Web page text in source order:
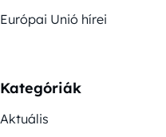
Európai Unió hírei
Kategóriák
Aktuális